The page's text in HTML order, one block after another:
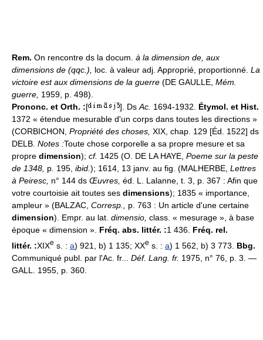
Rem. On rencontre ds la docum. à la dimension de, aux
dimensions de (qqc.),
loc. à valeur adj. Approprié, proportionné. La
victoire est aux dimensions de la guerre (DE GAULLE, Mém.
guerre, 1959, p. 498).
Prononc. et Orth. :[ ]. Ds Ac. 1694-1932. Étymol. et Hist.
1372 « étendue mesurable d'un corps dans toutes les directions »
(CORBICHON, Propriété des choses, XIX, chap. 129 [Éd. 1522] ds
DELB. Notes :Toute chose corporelle a sa propre mesure et sa
propre dimension); cf. 1425 (O. DE LA HAYE, Poeme sur la peste
de 1348, p. 195, ibid. ); 1614, 13 janv. au fig. (MALHERBE, Lettres
à Peiresc, n° 144 ds Œuvres, éd. L. Lalanne, t. 3, p. 367 : Afin que
votre courtoisie ait toutes ses dimensions); 1835 « importance,
ampleur » (BALZAC, Corresp.,
p. 763 : Un article d'une certaine
dimension). Empr. au lat. dimensio, class. « mesurage », à base
époque « dimension ». Fréq. abs. littér. :1 436. Fréq. rel.
littér. :XIXe s. : a) 921, b) 1 135; XXe s. : a) 1 562, b) 3 773. Bbg.
Communiqué publ. par l'Ac. fr... Déf. Lang. fr. 1975, n° 76, p. 3. —
GALL. 1955, p. 360.